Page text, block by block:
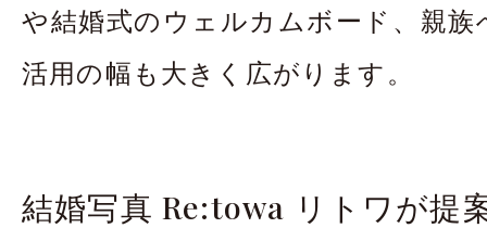
や結婚式のウェルカムボード、親族
活用の幅も大きく広がります。
結婚写真 Re:towa リトワが提